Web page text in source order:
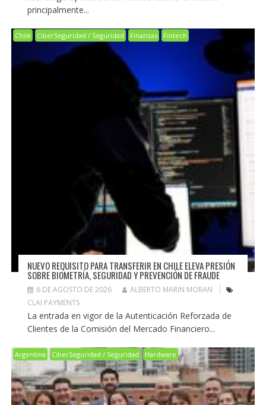
principalmente...
Chile CiberSeguridad / Seguridad Finanzas Fintech
NUEVO REQUISITO PARA TRANSFERIR EN CHILE ELEVA PRESIÓN
SOBRE BIOMETRÍA, SEGURIDAD Y PREVENCIÓN DE FRAUDE
6 DE AGOSTO DE 2026
ALBERTO MARIN MORAN
CLAI PAYMENTS
La entrada en vigor de la Autenticación Reforzada de
Clientes de la Comisión del Mercado Financiero...
Argentina CiberSeguridad / Seguridad Hardware